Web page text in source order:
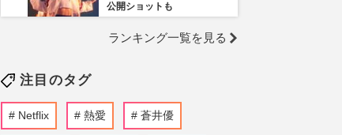
公開ショットも
《千葉市》路上喫煙「禁止
NHK職員への性加害で“出
禁”食らった〈5年前の番組
出演者〉特定が進むも、ネ
ランキング一覧を見る
注目のタグ
Netflix 熱愛 蒼井優